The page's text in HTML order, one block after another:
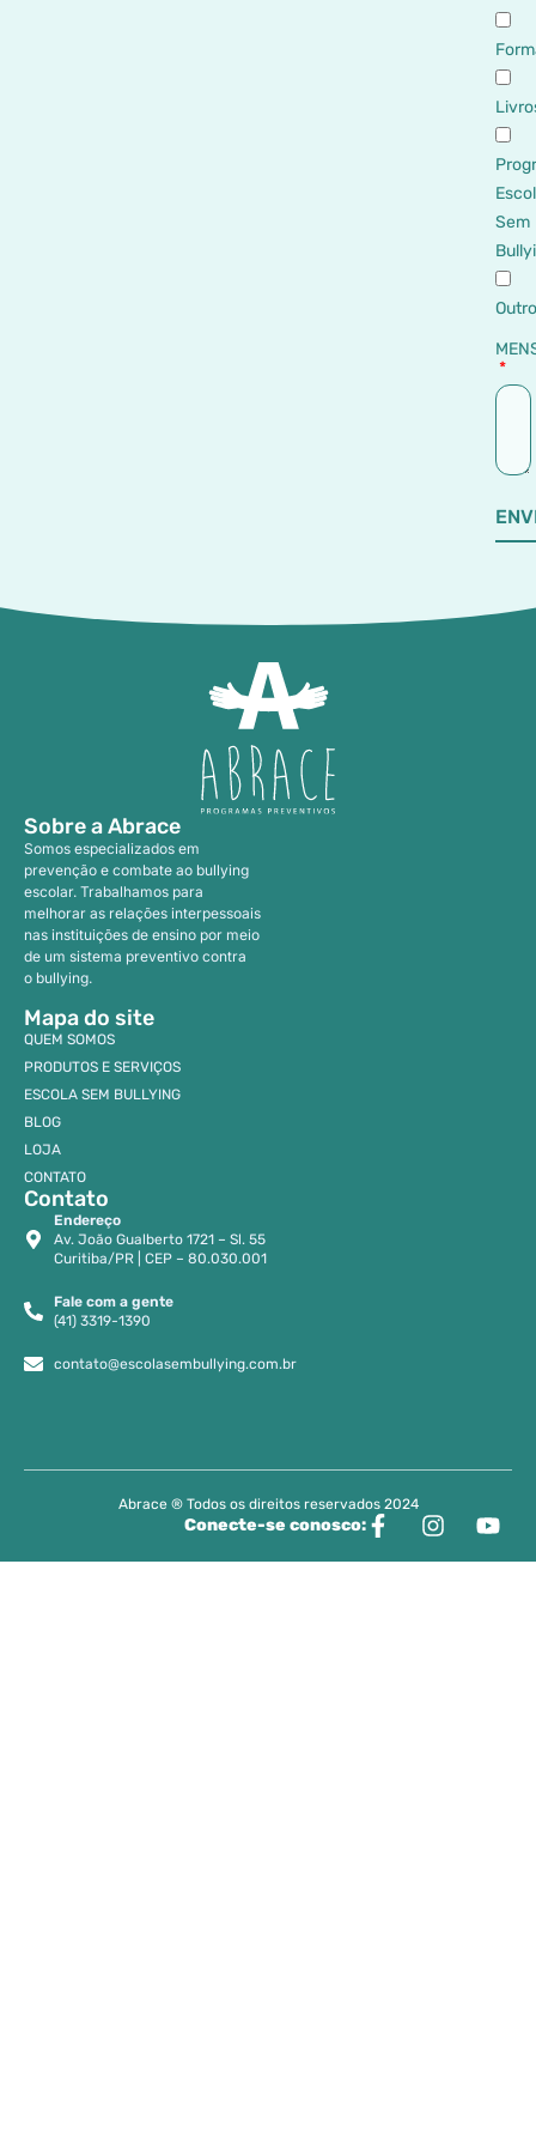
Sem
Sobre a Abrace
Somos especializados em
prevenção e combate ao bullying
escolar. Trabalhamos para
melhorar as relações interpessoais
nas instituições de ensino por meio
de um sistema preventivo contra
o bullying.
Mapa do site
QUEM SOMOS
PRODUTOS E SERVIÇOS
ESCOLA SEM BULLYING
BLOG
LOJA
CONTATO
Contato
Endereço
Av. João Gualberto 1721 – Sl. 55
Curitiba/PR | CEP – 80.030.001
Fale com a gente
(41) 3319-1390
contato@escolasembullying.com.br
Abrace ® Todos os direitos reservados 2024
Conecte-se conosco: